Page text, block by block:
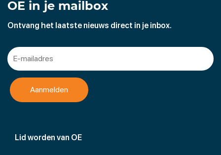
Lid worden van OE
OE in je mailbox
Ontvang het laatste nieuws direct in je inbox.